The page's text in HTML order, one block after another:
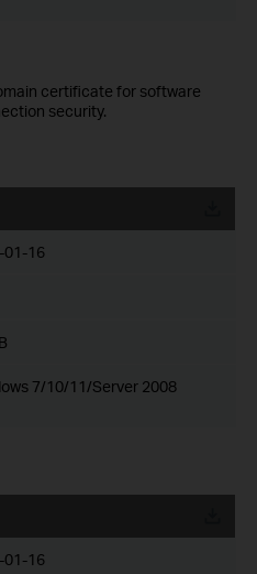
certificate for software
security.
01-16
7/10/11/Server 2008
01-16